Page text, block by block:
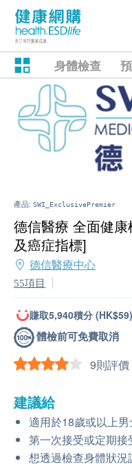
身體檢查
產品: SWI_ExclusivePremier
德信醫療 全面健
及癌症指標]
德信醫療中心
55項目
賺取5,940積分 (HK$59)
體檢前可免費取消
9則評價
建議給
適用於18歲或以上
第一次接受或定期
想透過檢查身體狀